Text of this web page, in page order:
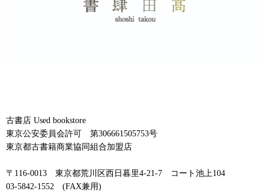
古書店 Used bookstore
東京公安委員会許可 第306661505753号
東京都古書籍商業協同組合加盟店
〒116-0013 東京都荒川区西日暮里4-21-7 コート池上104
03-5842-1552 (FAX兼用)